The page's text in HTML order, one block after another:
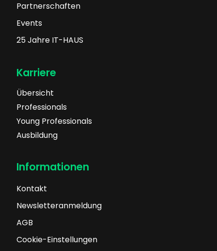
Partnerschaften
Events
25 Jahre IT-HAUS
Karriere
Übersicht
Professionals
Young Professionals
Ausbildung
Informationen
Kontakt
Newsletteranmeldung
AGB
Cookie-Einstellungen